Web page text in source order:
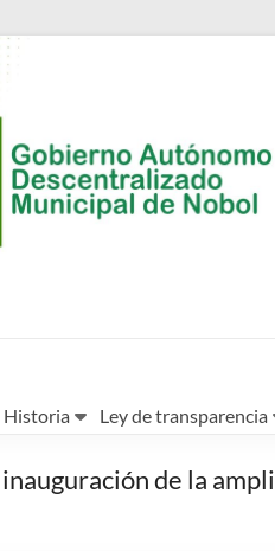
Historia Ley de transparencia
de la